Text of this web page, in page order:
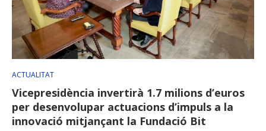
ACTUALITAT
Vicepresidència invertirà 1.7 milions d’euros
per desenvolupar actuacions d’impuls a la
innovació mitjançant la Fundació Bit